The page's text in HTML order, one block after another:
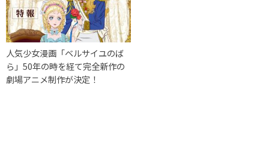
人気少女漫画「ベルサイユのば
ら」50年の時を経て完全新作の
劇場アニメ制作が決定！